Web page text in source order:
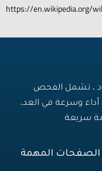
https://en.wikipedia.org/
، تشمل الفحص
وسرعة في العد،
الصفحات المهمة